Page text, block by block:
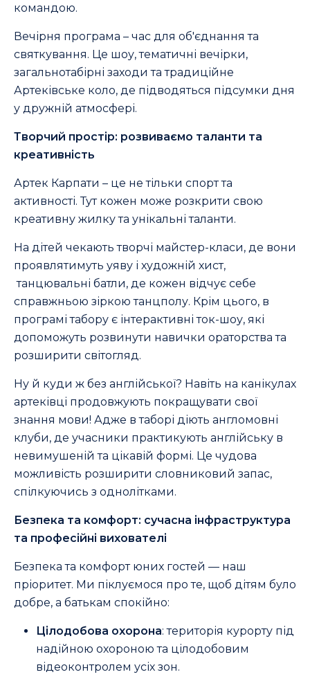
командою.
Вечірня програма – час для об'єднання та
святкування. Це шоу, тематичні вечірки,
загальнотабірні заходи та традиційне
Артеківське коло, де підводяться підсумки дня
у дружній атмосфері.
Творчий простір: розвиваємо таланти та
креативність
Артек Карпати – це не тільки спорт та
активності. Тут кожен може розкрити свою
креативну жилку та унікальні таланти.
На дітей чекають творчі майстер-класи, де вони
проявлятимуть уяву і художній хист,
танцювальні батли, де кожен відчує себе
справжньою зіркою танцполу. Крім цього, в
програмі табору є інтерактивні ток-шоу, які
допоможуть розвинути навички ораторства та
розширити світогляд.
Ну й куди ж без англійської? Навіть на канікулах
артеківці продовжують покращувати свої
знання мови! Адже в таборі діють англомовні
клуби, де учасники практикують англійську в
невимушеній та цікавій формі. Це чудова
можливість розширити словниковий запас,
спілкуючись з однолітками.
Безпека та комфорт: сучасна інфраструктура
та професійні вихователі
Безпека та комфорт юних гостей — наш
пріоритет. Ми піклуємося про те, щоб дітям було
добре, а батькам спокійно:
Цілодобова охорона: територія курорту під
надійною охороною та цілодобовим
відеоконтролем усіх зон.